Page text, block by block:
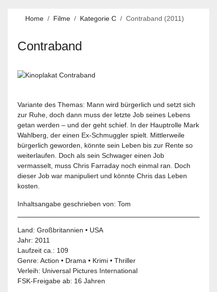
Home Filme Kategorie C Contraband (2011)
Contraband
Variante des Themas: Mann wird bürgerlich und setzt sich
zur Ruhe, doch dann muss der letzte Job seines Lebens
getan werden – und der geht schief. In der Hauptrolle Mark
Wahlberg, der einen Ex-Schmuggler spielt. Mittlerweile
bürgerlich geworden, könnte sein Leben bis zur Rente so
weiterlaufen. Doch als sein Schwager einen Job
vermasselt, muss Chris Farraday noch einmal ran. Doch
dieser Job war manipuliert und könnte Chris das Leben
kosten.
Inhaltsangabe geschrieben von: Tom
Land:Großbritannien • USA
Jahr: 2011
Laufzeit ca.: 109
Genre:Action • Drama • Krimi •Thriller
Verleih: Universal Pictures International
FSK-Freigabe ab: 16 Jahren